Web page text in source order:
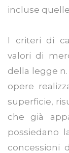
incluse
I criteri di
valori di
della legge
opere
superficie,
che già
possiedano
concessioni